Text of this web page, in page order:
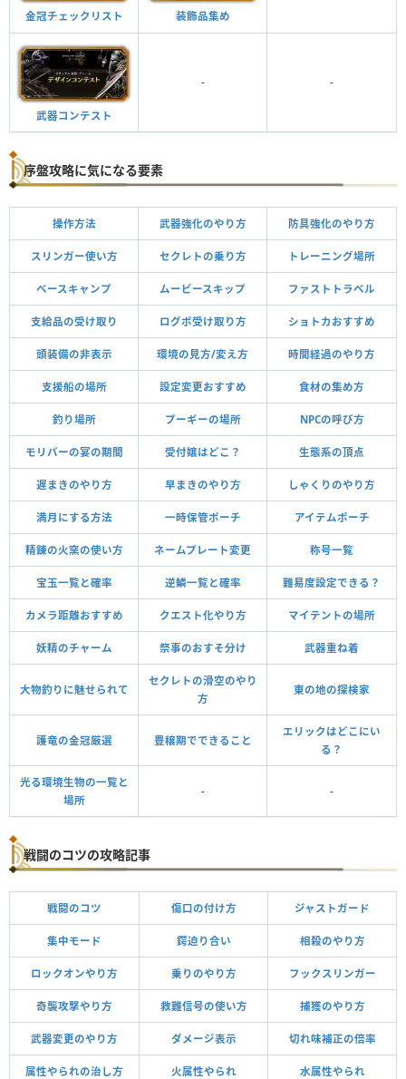
金冠チェックリスト 装飾品集め
武器コンテスト
- -
序盤攻略に気になる要素
操作方法 武器強化のやり方 防具強化のやり方
スリンガー使い方 セクレトの乗り方 トレーニング場所
ベースキャンプ ムービースキップ ファストトラベル
支給品の受け取り ログボ受け取り方 ショトカおすすめ
頭装備の非表示 環境の見方/変え方 時間経過のやり方
支援船の場所 設定変更おすすめ 食材の集め方
釣り場所 プーギーの場所 NPCの呼び方
モリバーの宴の期間 受付嬢はどこ？ 生態系の頂点
遅まきのやり方 早まきのやり方 しゃくりのやり方
満月にする方法 一時保管ポーチ アイテムポーチ
精錬の火窯の使い方 ネームプレート変更 称号一覧
宝玉一覧と確率 逆鱗一覧と確率 難易度設定できる？
カメラ距離おすすめ クエスト化やり方 マイテントの場所
妖精のチャーム 祭事のおすそ分け 武器重ね着
大物釣りに魅せられて
セクレトの滑空のやり
方
東の地の探検家
護竜の金冠厳選 豊穣期でできること
エリックはどこにい
る？
光る環境生物の一覧と
場所
- -
戦闘のコツの攻略記事
戦闘のコツ 傷口の付け方 ジャストガード
集中モード 鍔迫り合い 相殺のやり方
ロックオンやり方 乗りのやり方 フックスリンガー
奇襲攻撃やり方 救難信号の使い方 捕獲のやり方
武器変更のやり方 ダメージ表示 切れ味補正の倍率
属性やられの治し方 火属性やられ 水属性やられ